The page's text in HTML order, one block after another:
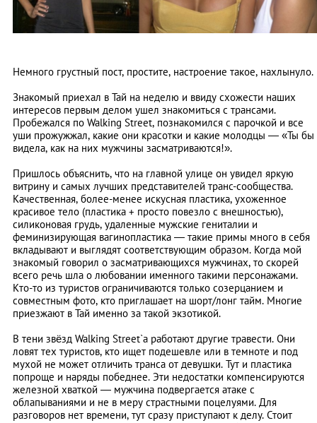
Немного грустный пост, простите, настроение такое, нахлынуло.
Знакомый приехал в Тай на неделю и ввиду схожести наших
интересов первым делом ушел знакомиться с трансами.
Пробежался по Walking Street, познакомился с парочкой и все
уши прожужжал, какие они красотки и какие молодцы — «Ты бы
видела, как на них мужчины засматриваются!».
Пришлось объяснить, что на главной улице он увидел яркую
витрину и самых лучших представителей транс-сообщества.
Качественная, более-менее искусная пластика, ухоженное
красивое тело (пластика + просто повезло с внешностью),
силиконовая грудь, удаленные мужские гениталии и
феминизирующая вагинопластика — такие примы много в себя
вкладывают и выглядят соответствующим образом. Когда мой
знакомый говорил о засматривающихся мужчинах, то скорей
всего речь шла о любовании именного такими персонажами.
Кто-то из туристов ограничиваются только созерцанием и
совместным фото, кто приглашает на шорт/лонг тайм. Многие
приезжают в Тай именно за такой экзотикой.
В тени звёзд Walking Street`а работают другие травести. Они
ловят тех туристов, кто ищет подешевле или в темноте и под
мухой не может отличить транса от девушки. Тут и пластика
попроще и наряды победнее. Эти недостатки компенсируются
железной хваткой — мужчина подвергается атаке с
облапываниями и не в меру страстными поцелуями. Для
разговоров нет времени, тут сразу приступают к делу. Стоит